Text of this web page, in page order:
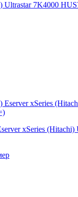
7K4000
xSeries